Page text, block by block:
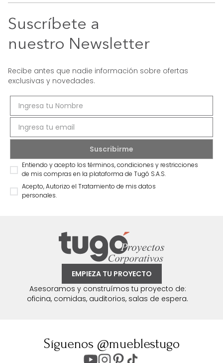
Suscríbete a
nuestro Newsletter
Recibe antes que nadie información sobre ofertas
exclusivas y novedades.
Entiendo y acepto los términos, condiciones y restricciones
de mis compras en la plataforma de Tugó S.A.S.
Acepto, Autorizo el Tratamiento de mis datos
personales.
EMPIEZA TU PROYECTO
Asesoramos y construímos tu proyecto de:
oficina, comidas, auditorios, salas de espera.
Síguenos @mueblestugo